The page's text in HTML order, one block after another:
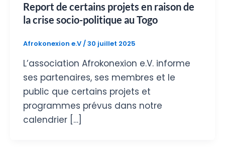
Report de certains projets en raison de
la crise socio-politique au Togo
Afrokonexion e.V/30 juillet 2025
L’association Afrokonexion e.V. informe
ses partenaires, ses membres et le
public que certains projets et
programmes prévus dans notre
calendrier […]